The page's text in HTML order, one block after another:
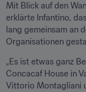
Mit Blick auf den
erklärte Infantino,
lang gemeinsam an
Organisationen
„Es ist etwas ganz
Concacaf House in
Vittorio Montagliani